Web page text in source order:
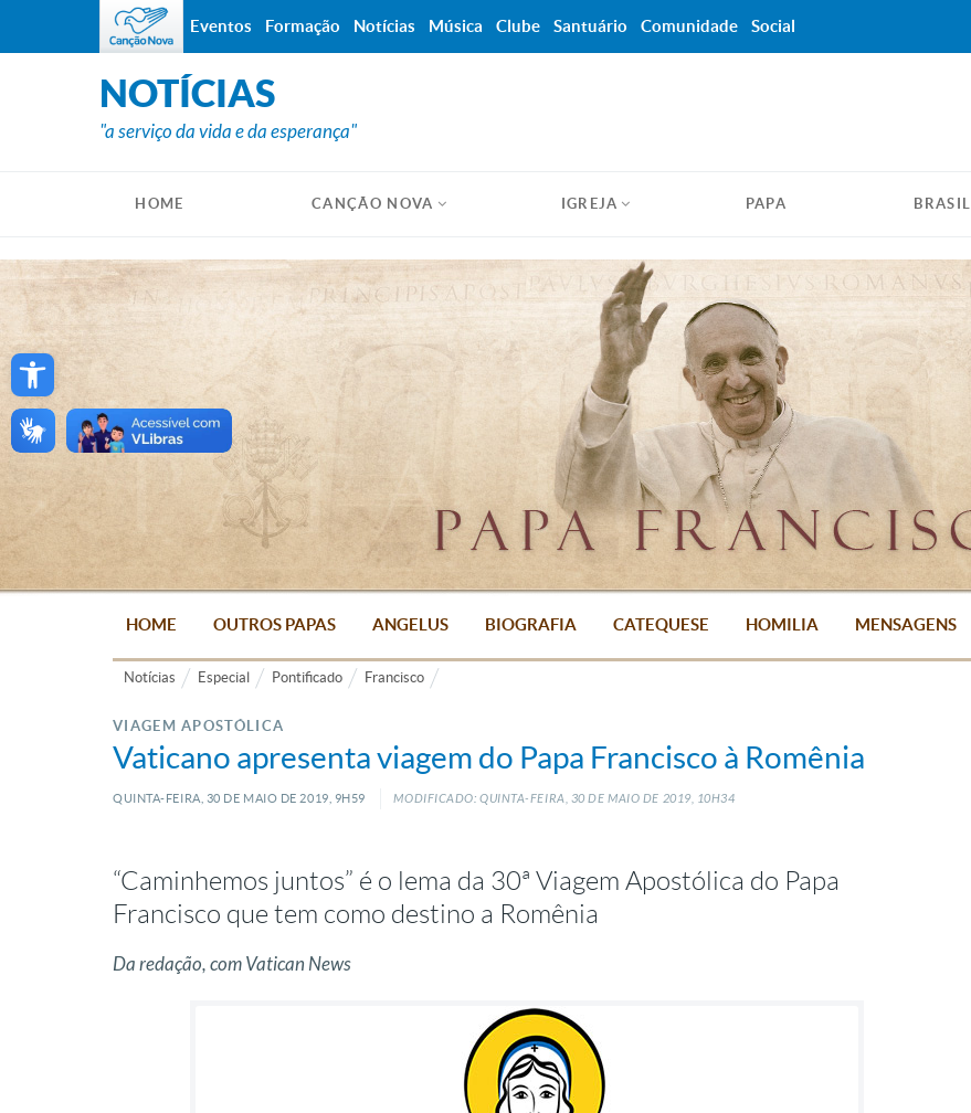
Open toolbar
NOTÍCIAS
"a serviço da vida e da esperança"
HOME CANÇÃO NOVA IGREJA PAPA BRASIL
HOME OUTROS PAPAS ANGELUS BIOGRAFIA CATEQUESE HOMILIA MENSAGENS
Notícias Especial Pontificado Francisco
VIAGEM APOSTÓLICA
Vaticano apresenta viagem do Papa Francisco à Romênia
QUINTA-FEIRA, 30 DE MAIO DE 2019, 9H59 MODIFICADO: QUINTA-FEIRA, 30 DEMAIO DE 2019, 10H34
“Caminhemos juntos” é o lema da 30ª Viagem Apostólica do Papa
Francisco que tem como destino a Romênia
Da redação, com Vatican News
Eventos Formação Notícias Música Clube Santuário Comunidade Social